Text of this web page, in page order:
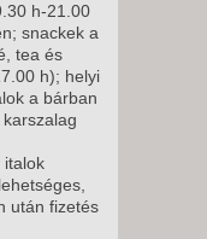
h-21.00
snackek a
tea és
h); helyi
a bárban
italok
után fizetés